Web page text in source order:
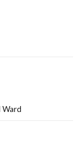
Ward